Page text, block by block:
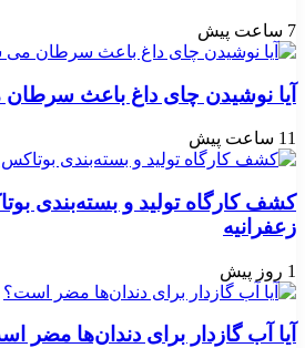
7 ساعت پیش
آیا نوشیدن چای داغ باعث
11 ساعت پیش
کشف کارگاه تولید و بسته‌بندی
زعفرانیه
1 روز پیش
آیا آب گازدار برای دندان‌ها مضر